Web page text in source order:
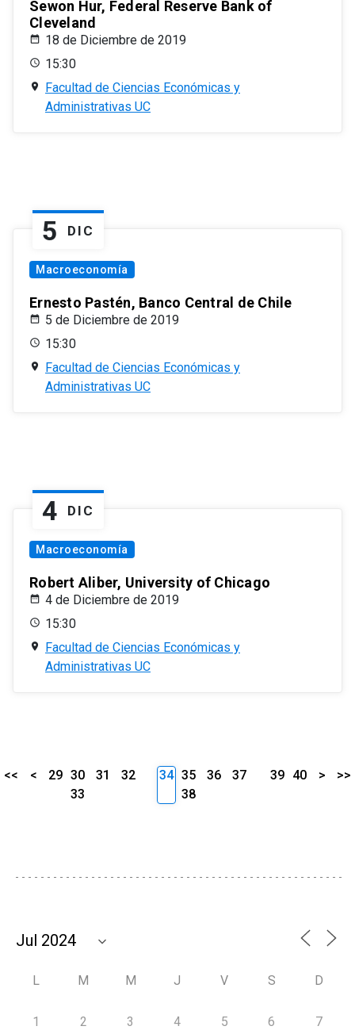
Sewon Hur, Federal Reserve Bank of
Cleveland
18 de Diciembre de 2019
15:30
Facultad de Ciencias Económicas y
Administrativas UC
5 DIC
Macroeconomía
Ernesto Pastén, Banco Central de Chile
5 de Diciembre de 2019
15:30
Facultad de Ciencias Económicas y
Administrativas UC
4 DIC
Macroeconomía
Robert Aliber, University of Chicago
4 de Diciembre de 2019
15:30
Facultad de Ciencias Económicas y
Administrativas UC
<< < 29 30 31
32
33
34 35 36
37
38
39 40 > >>
L M M J V S D
1 2 3 4 5 6 7